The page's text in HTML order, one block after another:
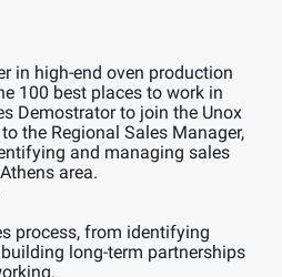
in high-end oven production
100 best places to work in
Demostrator to join the Unox
the Regional Sales Manager,
and managing sales
area.
process, from identifying
long-term partnerships